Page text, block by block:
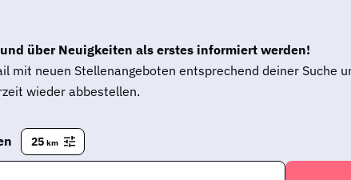
über Neuigkeiten als erstes informiert werden!
mit neuen Stellenangeboten entsprechend deiner Suche
wieder abbestellen.
25 km